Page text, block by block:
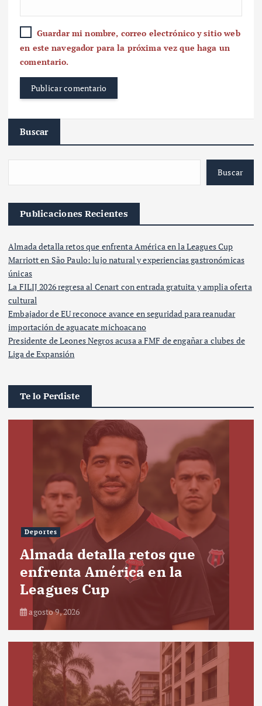
Guardar mi nombre, correo electrónico y sitio web
en este navegador para la próxima vez que haga un
comentario.
Buscar
Buscar
Publicaciones Recientes
Almada detalla retos que enfrenta América en la Leagues Cup
Marriott en São Paulo: lujo natural y experiencias gastronómicas
únicas
La FILIJ 2026 regresa al Cenart con entrada gratuita y amplia oferta
cultural
Embajador de EU reconoce avance en seguridad para reanudar
importación de aguacate michoacano
Presidente de Leones Negros acusa a FMF de engañar a clubes de
Liga de Expansión
Te lo Perdiste
Deportes
Almada detalla retos que
enfrenta América en la
Leagues Cup
agosto 9, 2026